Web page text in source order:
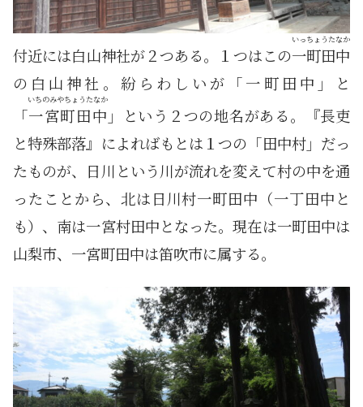
付近には白山神社が２つある。１つはこの一町田中
いっちょうたなか
の白山神社。紛らわしいが「一町田中」と
「一宮町田中
いちのみやちょうたなか
」という２つの地名がある。『長吏
と特殊部落』によればもとは１つの「田中村」だっ
たものが、日川という川が流れを変えて村の中を通
ったことから、北は日川村一町田中（一丁田中と
も）、南は一宮村田中となった。現在は一町田中は
山梨市、一宮町田中は笛吹市に属する。